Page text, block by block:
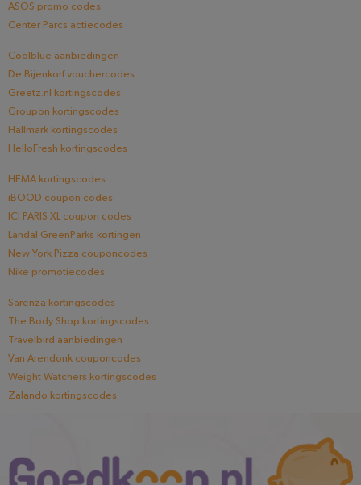
ASOS promo codes
Center Parcs actiecodes
Coolblue aanbiedingen
De Bijenkorf vouchercodes
Greetz.nl kortingscodes
Groupon kortingscodes
Hallmark kortingscodes
HelloFresh kortingscodes
HEMA kortingscodes
iBOOD coupon codes
ICI PARIS XL coupon codes
Landal GreenParks kortingen
New York Pizza couponcodes
Nike promotiecodes
Sarenza kortingscodes
The Body Shop kortingscodes
Travelbird aanbiedingen
Van Arendonk couponcodes
Weight Watchers kortingscodes
Zalando kortingscodes